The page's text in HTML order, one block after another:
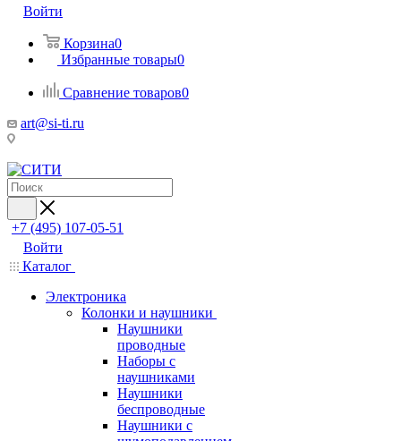
Войти
Корзина0
Избранные товары0
Сравнение товаров0
art@si-ti.ru
+7 (495) 107-05-51
Войти
Каталог
Электроника
Колонки и наушники
Наушники
проводные
Наборы с
наушниками
Наушники
беспроводные
Наушники с